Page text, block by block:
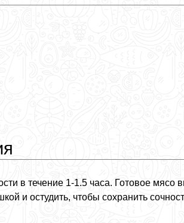
в течение 1-1.5 часа. Готовое мясо
и остудить, чтобы сохранить